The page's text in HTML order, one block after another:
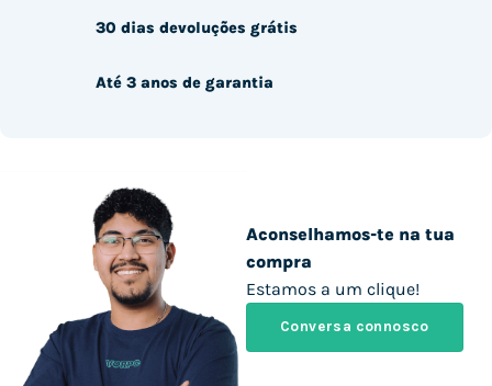
Aconselhamos-te na tua
compra
Estamos a um clique!
Conversa connosco
30 dias devoluções grátis
Até 3 anos de garantia